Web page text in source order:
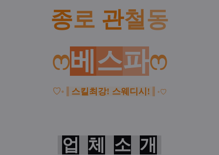
종로 관철동
ෆ베 스파ෆ
♡• 스킬최강! 스웨디시! •♡
업 체 소 개